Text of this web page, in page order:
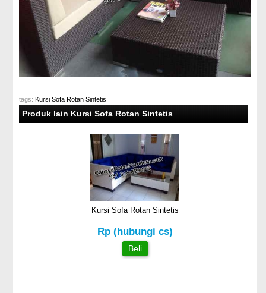
tags: Kursi Sofa Rotan Sintetis
Produk lain Kursi Sofa Rotan Sintetis
Kursi Sofa Rotan Sintetis
Rp (hubungi cs)
Beli